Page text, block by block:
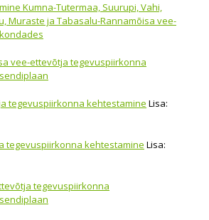
Kumna-Tutermaa, Suurupi, Vahi,
Muraste ja Tabasalu-Rannamõisa vee-
vee-ettevõtja tegevuspiirkonna
tegevuspiirkonna kehtestamine Lisa:
tegevuspiirkonna kehtestamine Lisa:
tegevuspiirkonna